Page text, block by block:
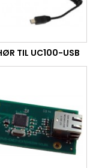
TIL UC100-USB